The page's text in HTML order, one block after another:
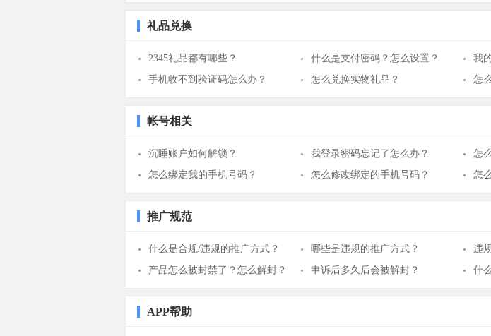
礼品兑换
2345礼品都有哪些？ 什么是支付密码？怎么设置？
我
手机收不到验证码怎么办？
怎么兑换实物礼品？ 怎
帐号相关
沉睡账户如何解锁？ 我登录密码忘记了怎么办？
怎
怎么绑定我的手机号码？
怎么修改绑定的手机号码？ 怎
推广规范
什么是合规/违规的推广方式？ 哪些是违规的推广方式？
违
产品怎么被封禁了？怎么解封？
申诉后多久后会被解封？ 什
APP帮助